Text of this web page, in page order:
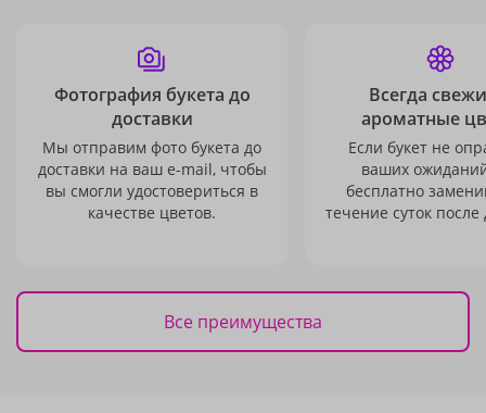
Фотография букета до
доставки
Мы отправим фото букета до
доставки на ваш e-mail, чтобы
вы смогли удостовериться в
качестве цветов.
Всегда
ароматные
Если букет не
ваших
бесплатно
течение суток после
Все преимущества